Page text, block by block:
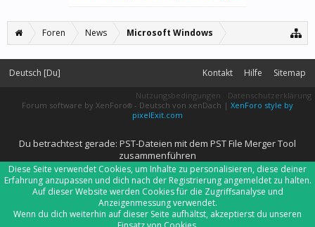
Foren News Microsoft Windows
Deutsch [Du] Kontakt Hilfe Sitemap
Nutzungsbedingungen
Datenschutzerklärung
Forum software by XenForo® - Deutsch von xenDach | XenForo style by
pixelExit.com
Du betrachtest gerade: PST-Dateien mit dem PST File Merger Tool
zusammenführen
Diese Seite verwendet Cookies, um Inhalte zu personalisieren, diese deiner
Erfahrung anzupassen und dich nach der Registrierung angemeldet zu halten.
Auf dieser Website werden Cookies für die Zugriffsanalyse und
Anzeigenmessung verwendet.
Wenn du dich weiterhin auf dieser Seite aufhältst, akzeptierst du unseren